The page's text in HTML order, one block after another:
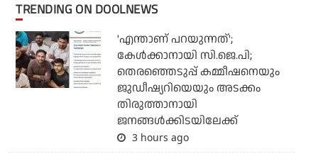
TRENDING ON DOOLNEWS
'എന്താണ് പറയുന്നത്';
കേള്‍ക്കാനായി സി.ജെ.പി;
തെരഞ്ഞെടുപ്പ് കമ്മീഷനെയും
ജുഡീഷ്യറിയെയും അടക്കം
തിരുത്താനായി
ജനങ്ങള്‍ക്കിടയിലേക്ക്
3 hours ago